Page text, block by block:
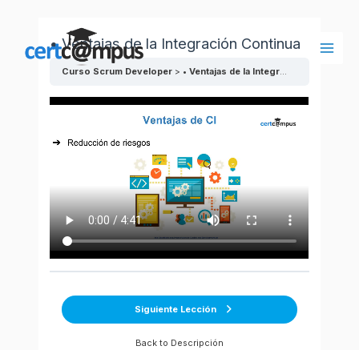
contenido
• Ventajas de la Integración Continua
Curso Scrum Developer • Ventajas de la Integración Continua
Back to Descripción
Siguiente Lección